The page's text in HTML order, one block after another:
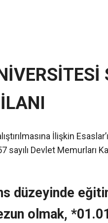
İlişkin
sayılı Devlet Memurları
düzeyinde
olmak,